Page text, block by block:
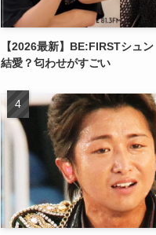
【2026最新】BE:FIRSTシュ
結愛？匂わせがすごい